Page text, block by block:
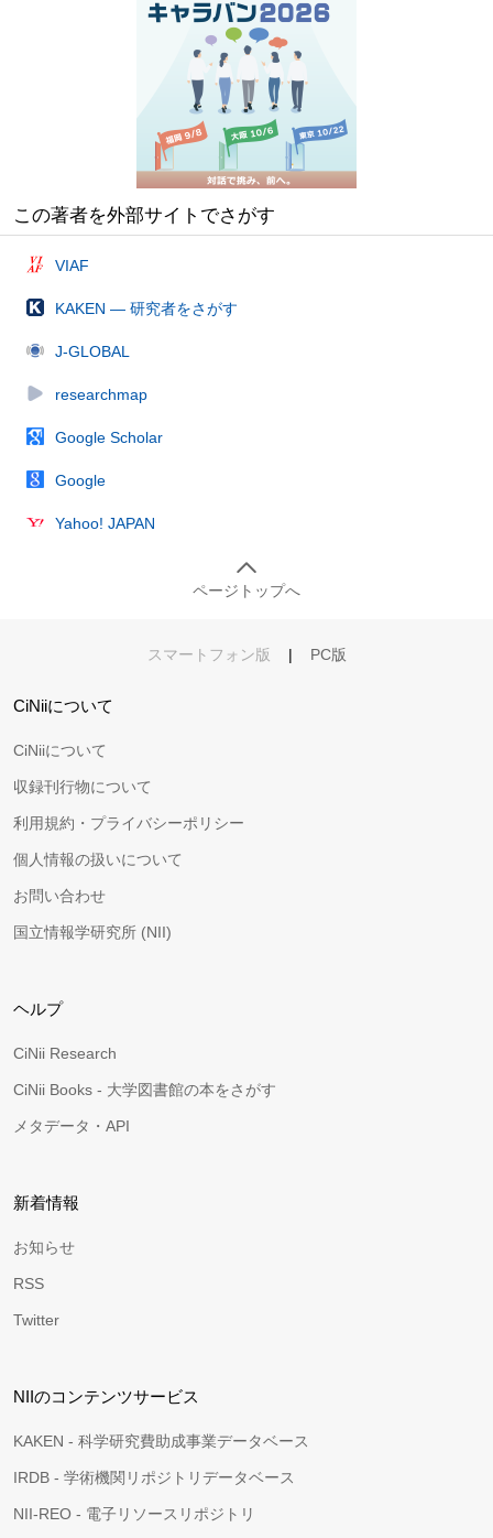
この著者を外部サイトでさがす
VIAF
KAKEN — 研究者をさがす
J-GLOBAL
researchmap
Google Scholar
Google
Yahoo! JAPAN
ページトップへ
スマートフォン版 | PC版
CiNiiについて
CiNiiについて
収録刊行物について
利用規約・プライバシーポリシー
個人情報の扱いについて
お問い合わせ
国立情報学研究所 (NII)
ヘルプ
CiNii Research
CiNii Books - 大学図書館の本をさがす
メタデータ・API
新着情報
お知らせ
RSS
Twitter
NIIのコンテンツサービス
KAKEN - 科学研究費助成事業データベース
IRDB - 学術機関リポジトリデータベース
NII-REO - 電子リソースリポジトリ